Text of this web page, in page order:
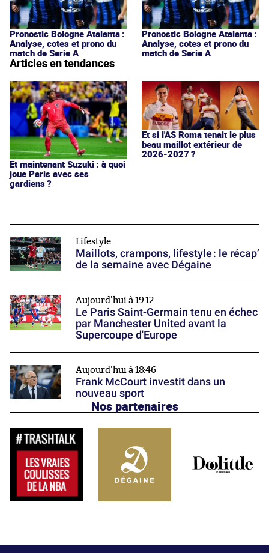
Pronostic Bologne Atalanta :
Analyse, cotes et prono du
match de Serie A
Pronostic Bologne Atalanta :
Analyse, cotes et prono du
match de Serie A
Articles en tendances
Et maintenant Suzuki : à quoi
joue Paris avec ses
gardiens ?
Et si l'AS Roma tenait le plus
beau maillot extérieur de
2026-2027 ?
Lifestyle
Maillots, crampons, lifestyle : le récap’
de la semaine avec Dégaine
Aujourd'hui à 19:12
Le Paris Saint-Germain tenu en échec
par Manchester United avant la
Supercoupe d'Europe
Aujourd'hui à 18:46
Frank McCourt investit dans un
nouveau sport
Nos partenaires